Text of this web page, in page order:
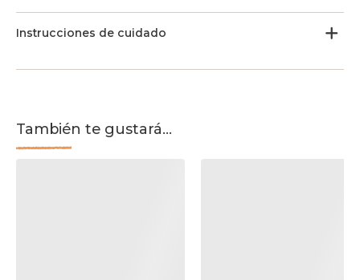
Instrucciones de cuidado
También te gustará...